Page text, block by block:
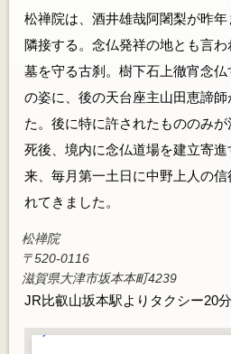
松禅院は、酒井雄哉阿闍梨が昨
隣接する。念仏発祥の地とも言
墓を守る古刹。樹下石上徹宵念
の姿に、後の天台座主山田恵諦
た。後に特に許されたもののみ
死後、境内に念仏道場を建立寄
来、毎月第一土日に中野上人の
れてきました。
松禅院
〒520-0116
滋賀県大津市坂本本町4239
JR比叡山坂本駅よりタクシー20